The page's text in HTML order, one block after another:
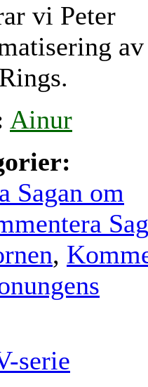
vi Peter
Ainur
Sagan om
,
serie